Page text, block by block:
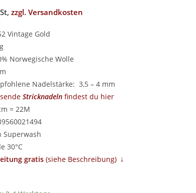
zzgl. Versandkosten
Vintage Gold
Norwegische Wolle
Nadelstärke: 3,5 – 4 mm
Stricknadeln findest du hier
= 22M
Superwash
30°C
gratis ​ (siehe Beschreibung) ↓